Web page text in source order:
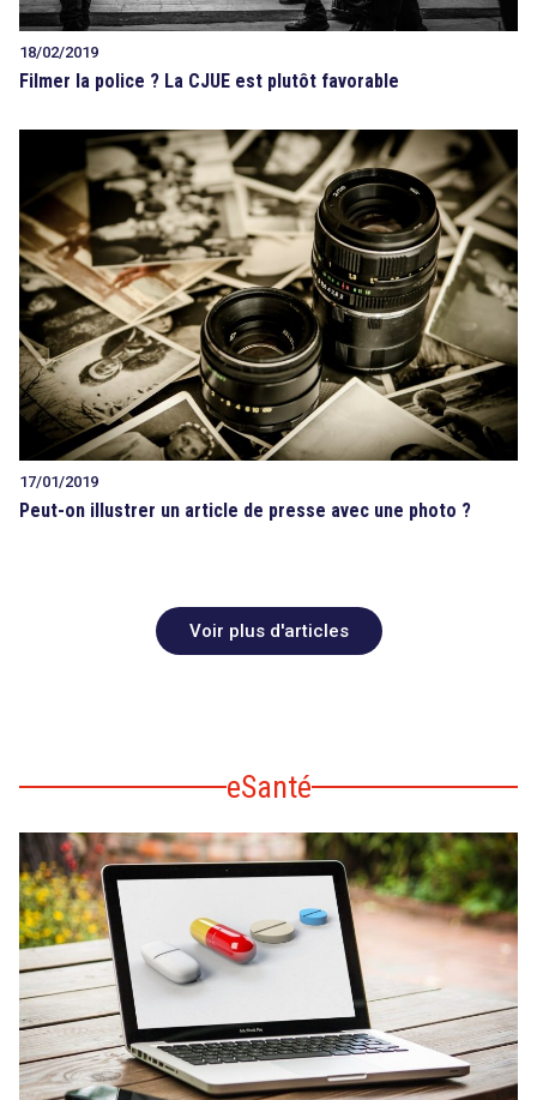
18/02/2019
Filmer la police ? La CJUE est plutôt favorable
17/01/2019
Peut-on illustrer un article de presse avec une photo ?
Voir plus d'articles
eSanté
search